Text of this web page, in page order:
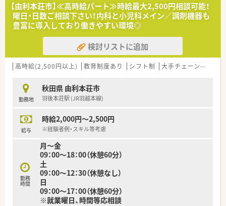
【由利本荘市】≪高時給パート≫時給最大2,500円相談可能！
曜日・日数ご相談下さい！内科と小児科メイン／調剤機器も
豊富に導入しており働きやすい環境◎
検討リストに追加
高時給(2,500円以上) 教育制度あり シフト制 大手チェーン以外
勤務地
秋田県 由利本荘市
羽後本荘駅 (JR羽越本線)
給与
時給2,000円～2,500円
※経験者例・スキル等考慮
勤務
時間
月～金
09：00～18：00（休憩60分）
土
09：00～12：30（休憩なし）
日
09：00～17：00（休憩60分）
※就業曜日、時間等応相談